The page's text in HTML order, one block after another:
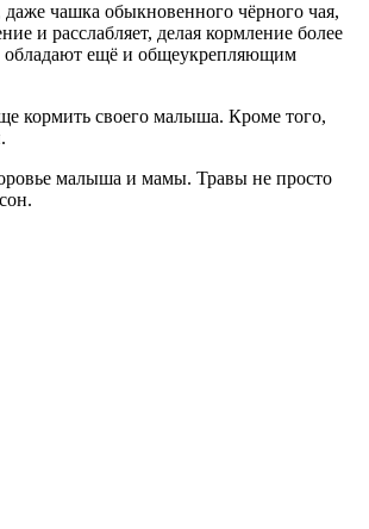
чашка обыкновенного чёрного чая,
и расслабляет, делая кормление более
обладают ещё и общеукрепляющим
кормить своего малыша. Кроме того,
малыша и мамы. Травы не просто